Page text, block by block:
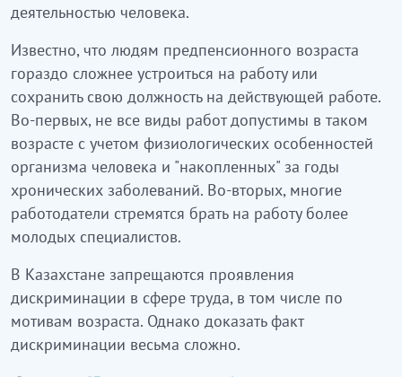
деятельностью человека.
Известно, что людям предпенсионного возраста
гораздо сложнее устроиться на работу или
сохранить свою должность на действующей работе.
Во-первых, не все виды работ допустимы в таком
возрасте с учетом физиологических особенностей
организма человека и "накопленных" за годы
хронических заболеваний. Во-вторых, многие
работодатели стремятся брать на работу более
молодых специалистов.
В Казахстане запрещаются проявления
дискриминации в сфере труда, в том числе по
мотивам возраста. Однако доказать факт
дискриминации весьма сложно.